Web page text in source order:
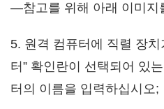
—참고를 위해 아래 이미지
5. 원격 컴퓨터에 직렬 장
터” 확인란이 선택되어 있
터의 이름을 입력하십시오;